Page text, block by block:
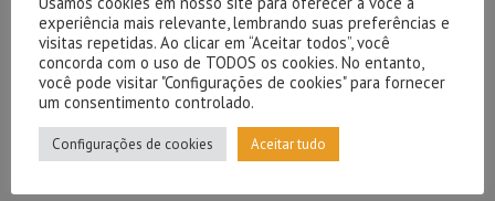
experiência mais relevante, lembrando suas preferências e
visitas repetidas. Ao clicar em “Aceitar todos”, você
concorda com o uso de TODOS os cookies. No entanto,
você pode visitar "Configurações de cookies" para fornecer
um consentimento controlado.
Configurações de cookies Aceitar tudo